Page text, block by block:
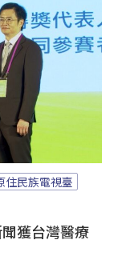
住民族電視臺
獲台灣醫療